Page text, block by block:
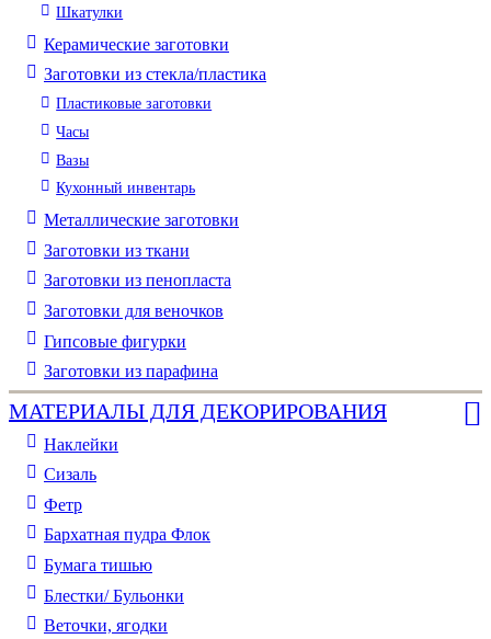
Шкатулки
Керамические заготовки
Заготовки из стекла/пластика
Пластиковые заготовки
Часы
Вазы
Кухонный инвентарь
Металлические заготовки
Заготовки из ткани
Заготовки из пенопласта
Заготовки для веночков
Гипсовые фигурки
Заготовки из парафина
МАТЕРИАЛЫ ДЛЯ ДЕКОРИРОВАНИЯ
Наклейки
Сизаль
Фетр
Бархатная пудра Флок
Бумага тишью
Блестки/ Бульонки
Веточки, ягодки